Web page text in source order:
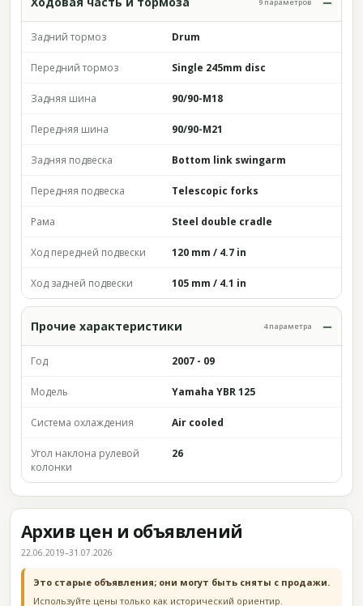
Задний тормоз Drum
Передний тормоз Single 245mm disc
Задняя шина 90/90-M18
Передняя шина 90/90-M21
Задняя подвеска Bottom link swingarm
Передняя подвеска Telescopic forks
Рама Steel double cradle
Ход передней подвески 120 mm / 4.7 in
Ход задней подвески 105 mm / 4.1 in
Прочие характеристики 4 параметра
Год 2007 - 09
Модель Yamaha YBR 125
Система охлаждения Air cooled
Угол наклона рулевой
колонки
26
Архив цен и объявлений
22.06.2019–31.07.2026
Это старые объявления; они могут быть сняты с продажи.
Используйте цены только как исторический ориентир.